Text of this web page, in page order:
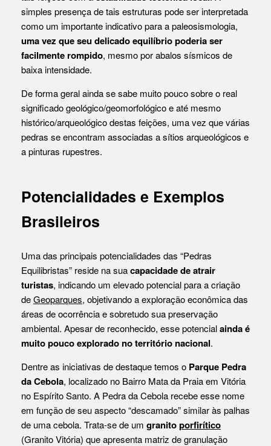
simples presença de tais estruturas pode ser interpretada
como um importante indicativo para a paleosismologia,
uma vez que seu delicado equilíbrio poderia ser
facilmente rompido, mesmo por abalos sísmicos de
baixa intensidade.
De forma geral ainda se sabe muito pouco sobre o real
significado geológico/geomorfológico e até mesmo
histórico/arqueológico destas feições, uma vez que várias
pedras se encontram associadas a sítios arqueológicos e
a pinturas rupestres.
Potencialidades e Exemplos
Brasileiros
Uma das principais potencialidades das “Pedras
Equilibristas” reside na suacapacidade de atrair
turistas, indicando um elevado potencial para a criação
deGeoparques, objetivando a exploração econômica das
áreas de ocorrência e sobretudo sua preservação
ambiental. Apesar de reconhecido, esse potencialainda é
muito pouco explorado no território nacional.
Dentre as iniciativas de destaque temos o Parque Pedra
da Cebola, localizado no Bairro Mata da Praia em Vitória
no Espírito Santo. A Pedra da Cebola recebe esse nome
em função de seu aspecto “descamado” similar às palhas
de uma cebola. Trata-se de um granitoporfirítico
(Granito Vitória) que apresenta matriz de granulação